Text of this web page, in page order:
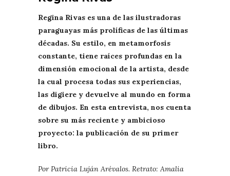
Regina Rivas es una de las ilustradoras
paraguayas más prolíficas de las últimas
décadas. Su estilo, en metamorfosis
constante, tiene raíces profundas en la
dimensión emocional de la artista, desde
la cual procesa todas sus experiencias,
las digiere y devuelve al mundo en forma
de dibujos. En esta entrevista, nos cuenta
sobre su más reciente y ambicioso
proyecto: la publicación de su primer
libro.
Por Patricia Luján Arévalos. Retrato: Amalia